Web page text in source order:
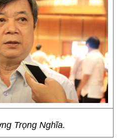
Trọng Nghĩa.